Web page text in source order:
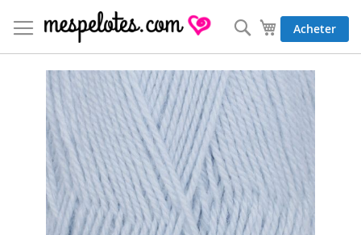
au
contenu
Mon panier
Acheter
Rechercher
images
gallery